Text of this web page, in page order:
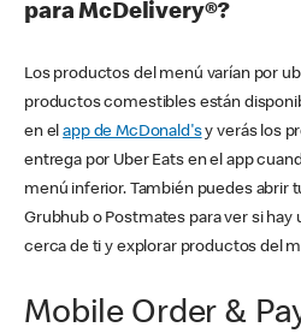
para McDelivery®?
Los productos del menú varían por
productos comestibles están
en elapp de McDonald'sy verás los
entrega por Uber Eats en el app
menú inferior. También puedes abrir
Grubhub o Postmates para ver si hay
cerca de ti y explorar productos del
Mobile Order &